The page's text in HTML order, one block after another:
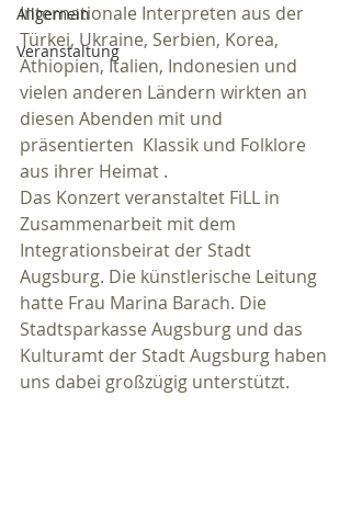
Allgemein
Veranstaltung
Internationale Interpreten aus der
Türkei, Ukraine, Serbien, Korea,
Äthiopien, Italien, Indonesien und
vielen anderen Ländern wirkten an
diesen Abenden mit und
präsentierten  Klassik und Folklore
aus ihrer Heimat .
Das Konzert veranstaltet FiLL in
Zusammenarbeit mit dem
Integrationsbeirat der Stadt
Augsburg. Die künstlerische Leitung
hatte Frau Marina Barach. Die
Stadtsparkasse Augsburg und das
Kulturamt der Stadt Augsburg haben
uns dabei großzügig unterstützt.